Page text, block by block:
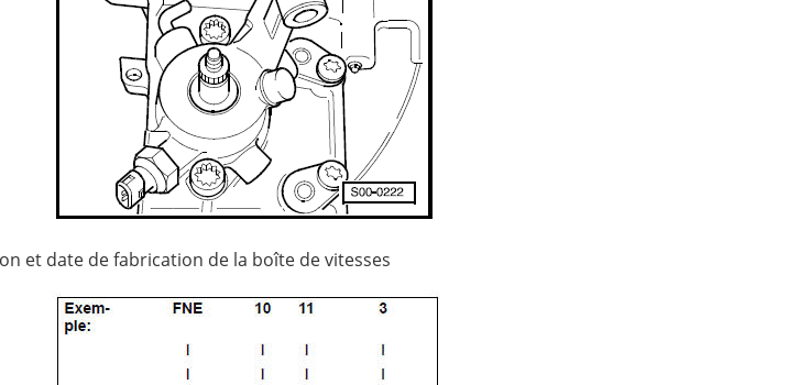
et date de fabrication de la boîte de vitesses